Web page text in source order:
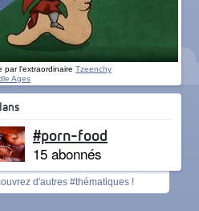
par l'extraordinaire Tzeenchy
Ages
#porn-food
15 abonnés
d'autres #thématiques !